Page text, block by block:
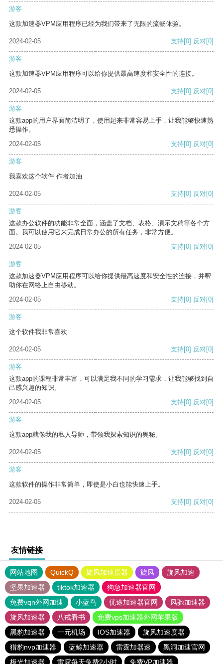
游客
这款加速器VPM应用程序已经为我们带来了无限的流畅体验。
2024-02-05 支持[0] 反对[0]
游客
这款加速器VPM应用程序可以给你提供最高速度和安全性的连接。
2024-02-05 支持[0] 反对[0]
游客
这款app的用户界面简洁明了，使用起来非常容易上手，让我能够快速熟
悉操作。
2024-02-05
支持[0] 反对[0]
游客
我喜欢这个软件 作者加油
2024-02-05 支持[0] 反对[0]
游客
这款办公软件的功能非常全面，涵盖了文档、表格、演示文稿等各个方
面。我可以使用它来完成日常办公的所有任务，非常方便。
2024-02-05
支持[0] 反对[0]
游客
这款加速器VPM应用程序可以给你提供最高速度和安全性的连接，并帮
助你在网络上自由移动。
2024-02-05
支持[0] 反对[0]
游客
这个软件我非常喜欢
2024-02-05 支持[0] 反对[0]
游客
这款app的课程非常丰富，可以满足我不同的学习需求，让我能够找到自
己感兴趣的知识。
2024-02-05
支持[0] 反对[0]
游客
这款app就像我的私人导师，带领我探索知识的奥秘。
2024-02-05 支持[0] 反对[0]
游客
这款软件的操作非常简单，即使是小白也能快速上手。
2024-02-05 支持[0] 反对[0]
友情链接
网站地图 QuickQ 旋风加速度器 旋风
旋风加速
坚果加速器
tiktok加速器
狗急加速器官网
免费vqn外网加速
小蓝鸟 优途加速器官网
风驰加速器
旋风加速器
八戒看书
免费vps加速器外网苹果版
黑豹加速器
一元机场 IOS加速器
旋风加速度器
猎豹nvp加速器
蓝鲸加速器 雷霆加器速
黑洞加速官网
极光加速器
雷霆每天免费2小时 免费VP加速器